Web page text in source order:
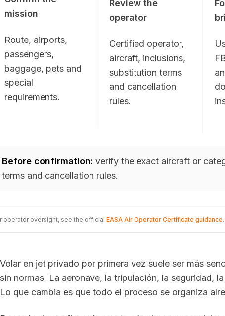
mission
Route, airports,
passengers,
baggage, pets and
special
requirements.
Review the
operator
Certified operator,
aircraft, inclusions,
substitution terms
and cancellation
rules.
Before confirmation: verify the exact aircraft or
terms and cancellation rules.
operator oversight, see the official EASA Air Operator Certificate guidance.
Volar en jet privado por primera vez suele ser más
sin normas. La aeronave, la tripulación, la seguridad,
Lo que cambia es que todo el proceso se organiza